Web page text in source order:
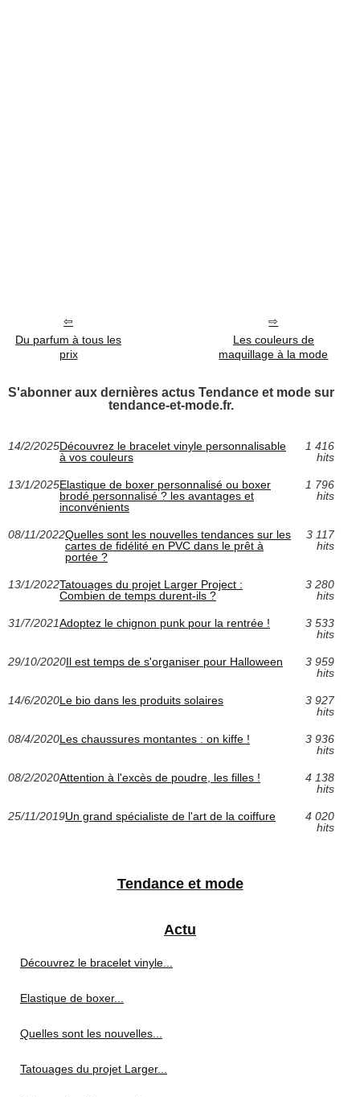
Du parfum à tous les
prix
Les couleurs de
maquillage à la mode
S'abonner aux dernières actus Tendance et mode sur
tendance-et-mode.fr.
14/2/2025Découvrez le bracelet vinyle personnalisable
à vos couleurs
1 416
hits
13/1/2025Elastique de boxer personnalisé ou boxer
brodé personnalisé ? les avantages et
inconvénients
1 796
hits
08/11/2022Quelles sont les nouvelles tendances sur les
cartes de fidélité en PVC dans le prêt à
portée ?
3 117
hits
13/1/2022Tatouages du projet Larger Project :
Combien de temps durent-ils ?
3 280
hits
31/7/2021Adoptez le chignon punk pour la rentrée !
3 533
hits
29/10/2020Il est temps de s'organiser pour Halloween
3 959
hits
14/6/2020Le bio dans les produits solaires
3 927
hits
08/4/2020Les chaussures montantes : on kiffe !
3 936
hits
08/2/2020Attention à l'excès de poudre, les filles !
4 138
hits
25/11/2019Un grand spécialiste de l'art de la coiffure
4 020
hits
Tendance et mode
Actu
Découvrez le bracelet vinyle...
Elastique de boxer...
Quelles sont les nouvelles...
Tatouages du projet Larger...